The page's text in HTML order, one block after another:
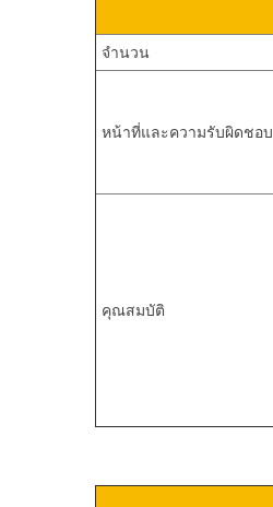
จำนวน
หน้าที่และความรับผิดชอบ
คุณสมบัติ